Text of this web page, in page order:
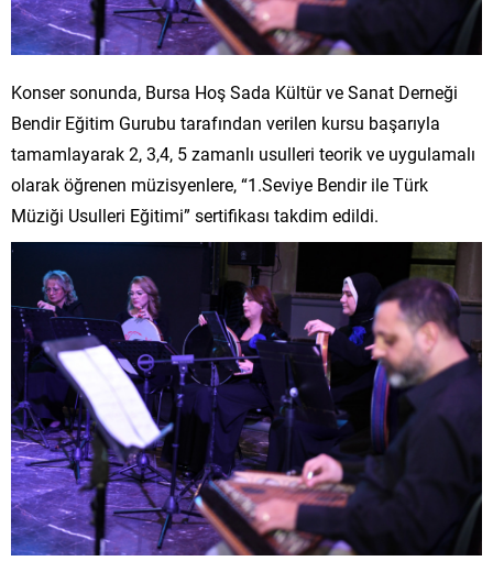
Konser sonunda, Bursa Hoş Sada Kültür ve Sanat Derneği
Bendir Eğitim Gurubu tarafından verilen kursu başarıyla
tamamlayarak 2, 3,4, 5 zamanlı usulleri teorik ve uygulamalı
olarak öğrenen müzisyenlere, “1.Seviye Bendir ile Türk
Müziği Usulleri Eğitimi” sertifikası takdim edildi.